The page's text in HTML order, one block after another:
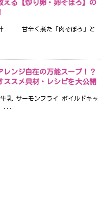
える【炒り卵・卵そぼろ】の
甘辛く煮た「肉そぼろ」と
レンジ自在の万能スープ！？
ススメ具材・レシピを大公開
乳 サーモンフライ ボイルドキャ
...